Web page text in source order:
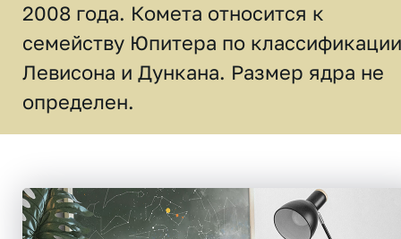
2008 года. Комета относится к
семейству Юпитера по классификации
Левисона и Дункана. Размер ядра не
определен.